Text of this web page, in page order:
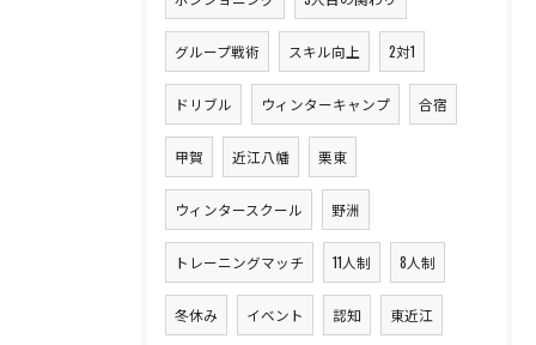
グループ戦術 スキル向上 2対1
ドリブル ウィンターキャンプ 合宿
甲賀 近江八幡 栗東
ウィンタースクール 野洲
トレーニングマッチ 11人制 8人制
冬休み イベント 認知 東近江